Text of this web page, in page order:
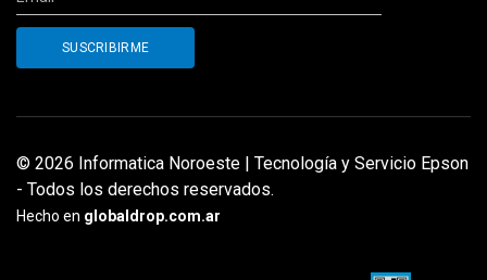
© 2026 Informatica Noroeste | Tecnología y Servicio Epson
- Todos los derechos reservados.
Hecho en globaldrop.com.ar